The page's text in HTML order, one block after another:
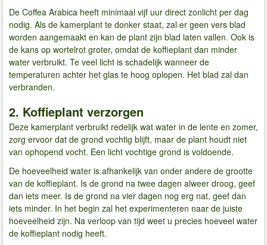
De Coffea Arabica heeft minimaal vijf uur direct zonlicht per dag
nodig. Als de kamerplant te donker staat, zal er geen vers blad
worden aangemaakt en kan de plant zijn blad laten vallen. Ook is
de kans op wortelrot groter, omdat de koffieplant dan minder
water verbruikt. Te veel licht is schadelijk wanneer de
temperaturen achter het glas te hoog oplopen. Het blad zal dan
verbranden.
2. Koffieplant verzorgen
Deze kamerplant verbruikt redelijk wat water in de lente en zomer,
zorg ervoor dat de grond vochtig blijft, maar de plant houdt niet
van ophopend vocht. Een licht vochtige grond is voldoende.
De hoeveelheid water is afhankelijk van onder andere de grootte
van de koffieplant. Is de grond na twee dagen alweer droog, geef
dan iets meer. Is de grond na vier dagen nog erg nat, geef dan
iets minder. In het begin zal het experimenteren naar de juiste
hoeveelheid zijn. Na verloop van tijd weet u precies hoeveel water
de koffieplant nodig heeft.